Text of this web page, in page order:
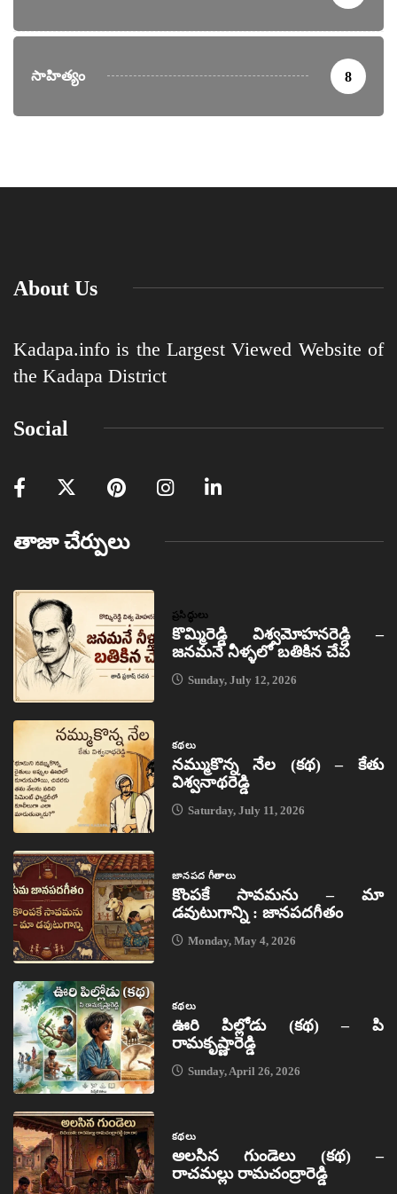
సాహిత్యం 8
About Us
Kadapa.info is the Largest Viewed Website of
the Kadapa District
Social
తాజా చేర్పులు
ప్రసిద్ధులు
కొమ్మిరెడ్డి విశ్వమోహనరెడ్డి –
జనమనే నీళ్ళలో బతికిన చేప
Sunday, July 12, 2026
కథలు
నమ్ముకొన్న నేల (కథ) – కేతు
విశ్వనాథరెడ్డి
Saturday, July 11, 2026
జానపద గీతాలు
కొంపకే సావమను – మా
డవుటుగాన్ని : జానపదగీతం
Monday, May 4, 2026
కథలు
ఊరి పిల్లోడు (కథ) – పి
రామకృష్ణారెడ్డి
Sunday, April 26, 2026
కథలు
అలసిన గుండెలు (కథ) –
రాచమల్లు రామచంద్రారెడ్డి